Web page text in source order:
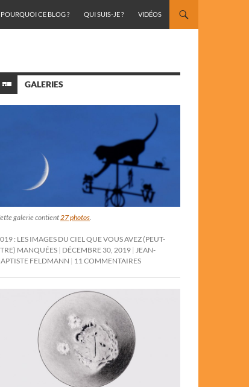
POURQUOI CE BLOG ?
QUI SUIS-JE ? VIDÉOS
GALERIES
galerie contient27 photos.
: LES IMAGES DU CIEL QUE VOUS AVEZ (PEUT-
MANQUÉES DÉCEMBRE 30, 2019 JEAN-
FELDMANN
11 COMMENTAIRES